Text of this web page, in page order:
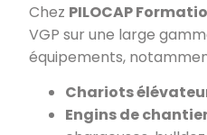
Chez PILOCAP
VGP sur une large
équipements,
Chariots
Engins de